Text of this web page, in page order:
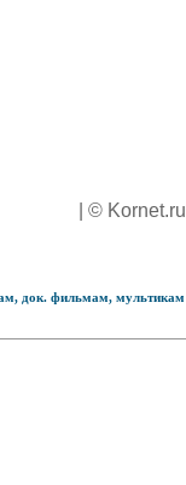
| ©
док. фильмам,